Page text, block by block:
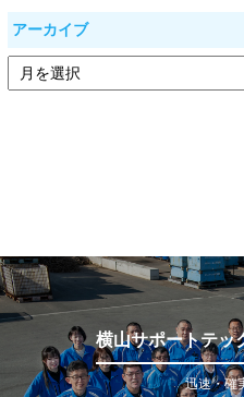
アーカイブ
横山サポートテッ
迅速・確